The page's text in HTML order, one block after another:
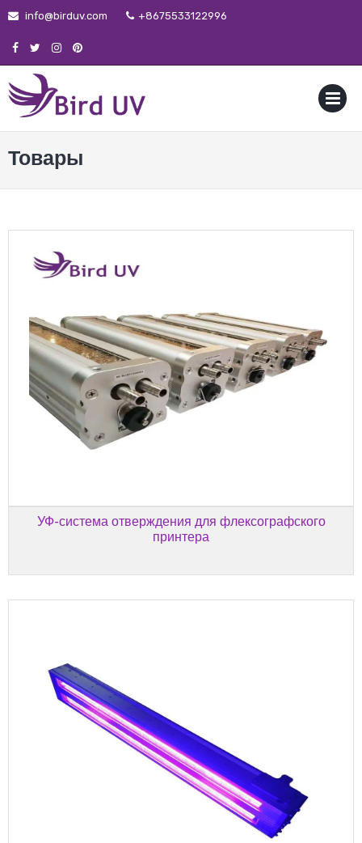
info@birduv.com +8675533122996
Товары
УФ-система отверждения для флексографского
принтера